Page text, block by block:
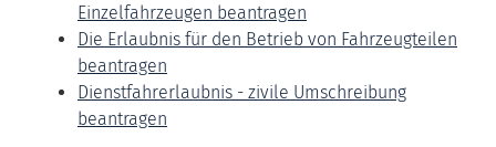
Einzelfahrzeugen beantragen
Die Erlaubnis für den Betrieb von Fahrzeugteilen
beantragen
Dienstfahrerlaubnis - zivile Umschreibung
beantragen